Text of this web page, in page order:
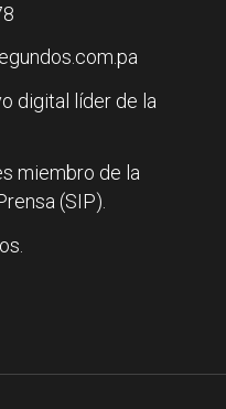
digital líder de la
miembro de la
(SIP).